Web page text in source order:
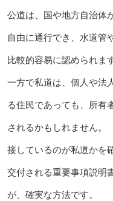
公道は、国や地方自治体
自由に通行でき、水道管
比較的容易に認められま
一方で私道は、個人や法
る住民であっても、所有
されるかもしれません。
接しているのが私道かを
交付される重要事項説明
が、確実な方法です。